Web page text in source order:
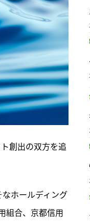
創出の双方を追
ホールディング
組合、京都信用